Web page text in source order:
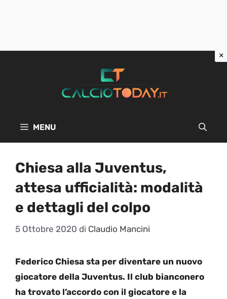
MENU
Chiesa alla Juventus,
attesa ufficialità: modalità
e dettagli del colpo
5 Ottobre 2020 di Claudio Mancini
Federico Chiesa sta per diventare un nuovo
giocatore della Juventus. Il club bianconero
ha trovato l’accordo con il giocatore e la